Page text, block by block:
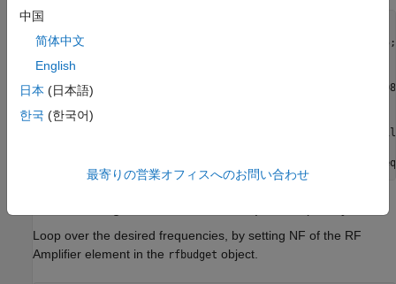
freq_datasheet =
NF_datasheet =
% Interpolate the amplifier NF data based on existing
RFAmplifier_NF =
Loop over the desired frequencies, by setting NF of the RF
Amplifier element in the rfbudget object.
中国
简体中文
English
日本 (日本語)
한국 (한국어)
最寄りの営業オフィスへのお問い合わせ